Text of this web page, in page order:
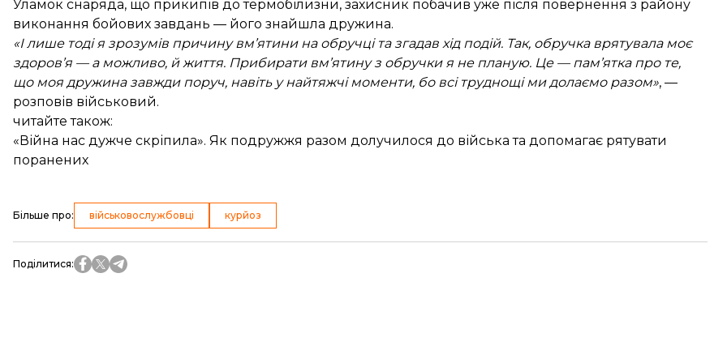
Уламок снаряда, що прикипів до термобілизни, захисник побачив уже після повернення з району
виконання бойових завдань — його знайшла дружина.
«І лише тоді я зрозумів причину вм’ятини на обручці та згадав хід подій. Так, обручка врятувала моє
здоров’я — а можливо, й життя. Прибирати вм’ятину з обручки я не планую. Це — пам’ятка про те,
що моя дружина завжди поруч, навіть у найтяжчі моменти, бо всі труднощі ми долаємо разом», —
розповів військовий.
читайте також:
«Війна нас дужче скріпила». Як подружжя разом долучилося до війська та допомагає рятувати
поранених
Більше про: військовослужбовці курйоз
Поділитися: